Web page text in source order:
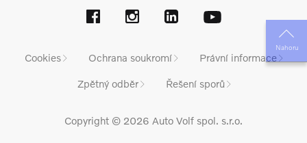
Nahoru
Cookies Ochrana soukromí Právní informace
Zpětný odběr Řešení sporů
Copyright © 2026 Auto Volf spol. s.r.o.